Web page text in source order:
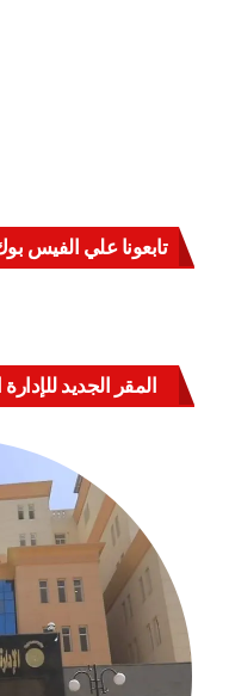
تابعونا علي الفيس بوك
المقر الجديد